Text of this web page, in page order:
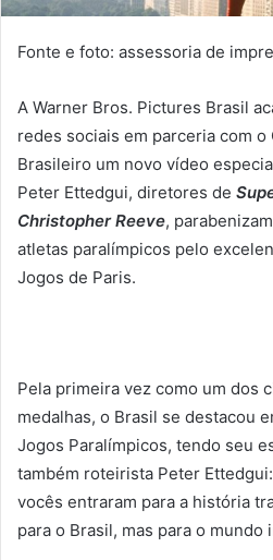
Fonte e foto: assessoria de
A Warner Bros. Pictures Brasil
redes sociais em parceria com o
Brasileiro um novo vídeo
Peter Ettedgui, diretores de
Christopher Reeve,
atletas paralímpicos pelo
Jogos de Paris.
Pela primeira vez como um dos
medalhas, o Brasil se destacou
Jogos Paralímpicos, tendo seu
também roteirista Peter
vocês entraram para a história
para o Brasil, mas para o mundo